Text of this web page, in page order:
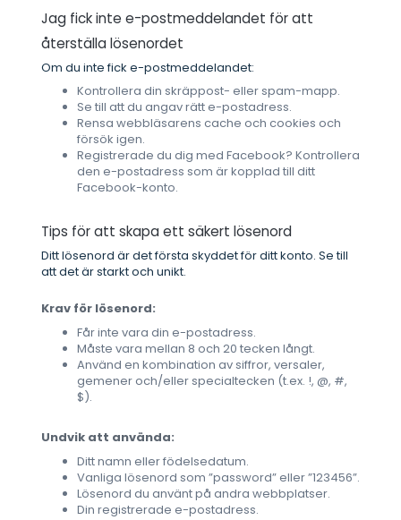
Jag fick inte e-postmeddelandet för att
återställa lösenordet
Om du inte fick e-postmeddelandet:
Kontrollera din skräppost- eller spam-mapp.
Se till att du angav rätt e-postadress.
Rensa webbläsarens cache och cookies och
försök igen.
Registrerade du dig med Facebook? Kontrollera
den e-postadress som är kopplad till ditt
Facebook-konto.
Tips för att skapa ett säkert lösenord
Ditt lösenord är det första skyddet för ditt konto. Se till
att det är starkt och unikt.
Krav för lösenord:
Får inte vara din e-postadress.
Måste vara mellan 8 och 20 tecken långt.
Använd en kombination av siffror, versaler,
gemener och/eller specialtecken (t.ex. !, @, #,
$).
Undvik att använda:
Ditt namn eller födelsedatum.
Vanliga lösenord som ”password” eller ”123456”.
Lösenord du använt på andra webbplatser.
Din registrerade e-postadress.